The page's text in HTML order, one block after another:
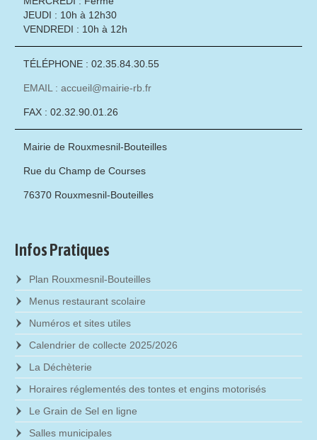
JEUDI : 10h à 12h30
VENDREDI : 10h à 12h
TÉLÉPHONE : 02.35.84.30.55
EMAIL : accueil@mairie-rb.fr
FAX : 02.32.90.01.26
Mairie de Rouxmesnil-Bouteilles
Rue du Champ de Courses
76370 Rouxmesnil-Bouteilles
Infos Pratiques
Plan Rouxmesnil-Bouteilles
Menus restaurant scolaire
Numéros et sites utiles
Calendrier de collecte 2025/2026
La Déchèterie
Horaires réglementés des tontes et engins motorisés
Le Grain de Sel en ligne
Salles municipales